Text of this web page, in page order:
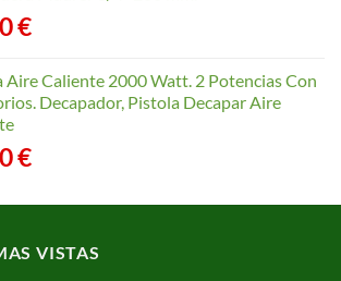
€
Aire Caliente 2000 Watt. 2 Potencias Con
Decapador, Pistola Decapar Aire
€
VISTAS